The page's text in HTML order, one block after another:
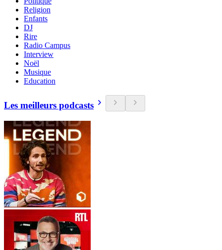
Religion
Enfants
DJ
Rire
Radio Campus
Interview
Noël
Musique
Education
Les meilleurs podcasts